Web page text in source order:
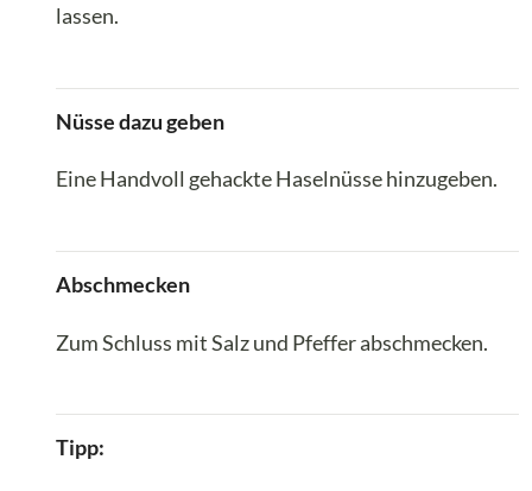
lassen.
Nüsse dazu geben
Eine Handvoll gehackte Haselnüsse hinzugeben.
Abschmecken
Zum Schluss mit Salz und Pfeffer abschmecken.
Tipp: